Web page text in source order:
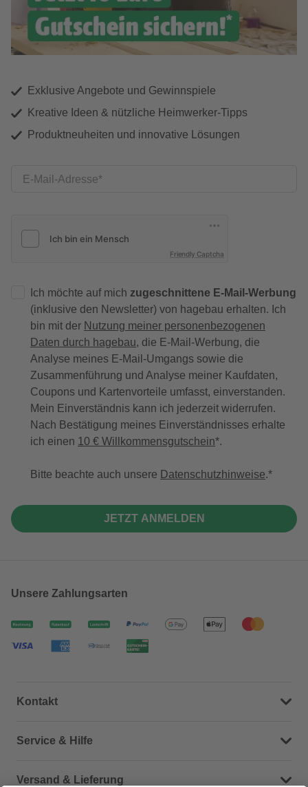
Exklusive Angebote und Gewinnspiele
Kreative Ideen & nützliche Heimwerker-Tipps
Produktneuheiten und innovative Lösungen
E-Mail-Adresse
Friendly Captcha
Ich möchte auf mich zugeschnittene E-Mail-Werbung
(inklusive den Newsletter) von hagebau erhalten. Ich
bin mit der Nutzung meiner personenbezogenen
Daten durch hagebau, die E-Mail-Werbung, die
Analyse meines E-Mail-Umgangs sowie die
Zusammenführung und Analyse meiner Kaufdaten,
Coupons und Kartenvorteile umfasst, einverstanden.
Mein Einverständnis kann ich jederzeit widerrufen.
Nach Bestätigung meines Einverständnisses erhalte
ich einen 10 € Willkommensgutschein*.
Bitte beachte auch unsere Datenschutzhinweise.
JETZT ANMELDEN
Unsere Zahlungsarten
Kontakt
Dein Kontakt zu uns
Service & Hilfe
Häufige Fragen (FAQ)
Versand & Lieferung